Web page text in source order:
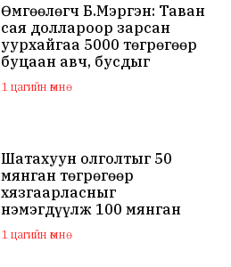
Өмгөөлөгч Б.Мэргэн: Таван
сая доллароор зарсан
уурхайгаа 5000 төгрөгөөр
буцаан авч, бусдыг
залилсан Ө.Ганзоригийн
өмгөөлөгч ёс зүйгүйгээр
1 цагийн өмнө
Шатахуун олголтыг 50
мянган төгрөгөөр
хязгаарласныг
нэмэгдүүлж 100 мянган
төгрөгт хүргэхээр судалж
байна
1 цагийн өмнө